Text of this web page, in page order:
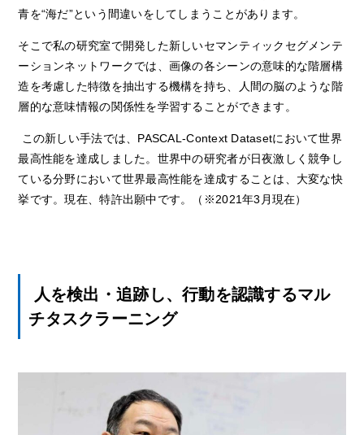
青を“海だ”という間違いをしてしまうことがあります。
そこで私の研究室で開発した新しいセマンティックセグメンテ
ーションネットワークでは、画像の各シーンの意味的な階層構
造を考慮した特徴を抽出する機構を持ち、人間の脳のような階
層的な意味情報の関係性を学習することができます。
この新しい手法では、 PASCAL-Context Datasetにおいて世界
最高性能を達成しました。世界中の研究者が日夜激しく競争し
ている分野において世界最高性能を達成することは、大変な快
挙です。現在、特許出願中です。（※2021年3 月現在）
人を検出・追跡し、行動を認識するマル
チタスクラーニング